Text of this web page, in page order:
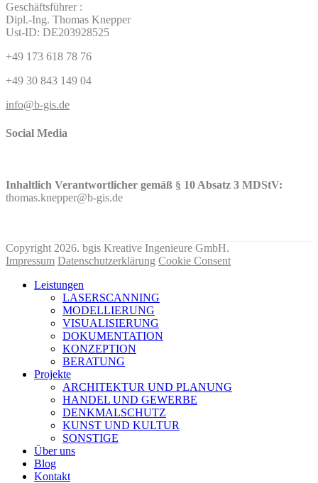
Geschäftsführer :
Dipl.-Ing. Thomas Knepper
Ust-ID: DE203928525
+49 173 618 78 76
+49 30 843 149 04
info@b-gis.de
Social Media
Inhaltlich Verantwortlicher gemäß § 10 Absatz 3 MDStV:
thomas.knepper@b-gis.de
Copyright 2026. bgis Kreative Ingenieure GmbH.
Impressum Datenschutzerklärung Cookie Consent
Leistungen
LASERSCANNING
MODELLIERUNG
VISUALISIERUNG
DOKUMENTATION
KONZEPTION
BERATUNG
Projekte
ARCHITEKTUR UND PLANUNG
HANDEL UND GEWERBE
DENKMALSCHUTZ
KUNST UND KULTUR
SONSTIGE
Über uns
Blog
Kontakt